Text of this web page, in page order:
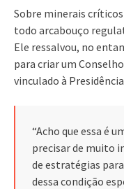
Sobre minerais
todo arcabouço
Ele ressalvou, no
para criar um
vinculado à
“Acho que essa é
precisar de muito
de estratégias
dessa condição